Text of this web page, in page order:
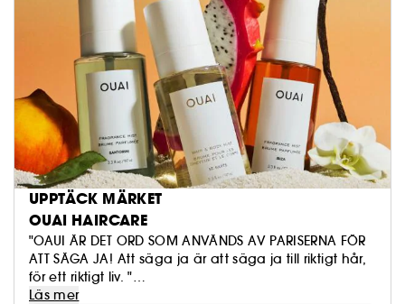
UPPTÄCK MÄRKET
OUAI HAIRCARE
"OAUI ÄR DET ORD SOM ANVÄNDS AV PARISERNA FÖR
ATT SÄGA JA! Att säga ja är att säga ja till riktigt hår,
för ett riktigt liv. "
Läs mer